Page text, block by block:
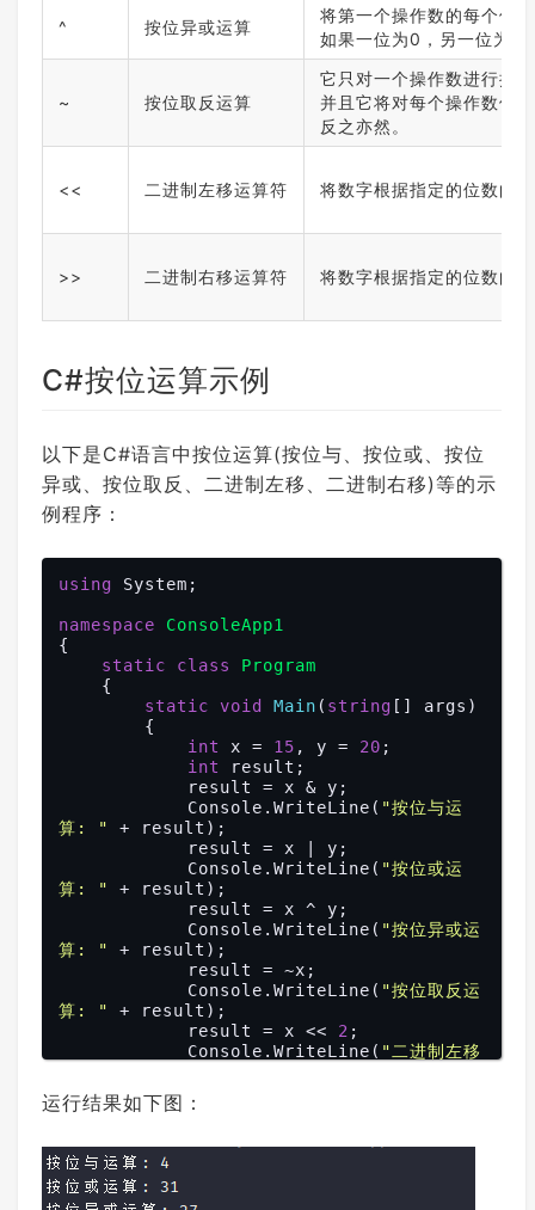
^ 按位异或运算
将第一个操作数的每个位
如果一位为0，另一位为1
~ 按位取反运算
它只对一个操作数进行操
并且它将对每个操作数位
反之亦然。
<< 二进制左移运算符 将数字根据指定的位数向
>> 二进制右移运算符 将数字根据指定的位数向
C#按位运算示例
以下是C#语言中按位运算(按位与、按位或、按位
异或、按位取反、二进制左移、二进制右移)等的示
例程序：
using System;
namespace
ConsoleApp1
{
static
class
Program
static
void Main ( string [] args )
{
int
x = 15 , y = 20 ;
int
result;
            Console.WriteLine(
"按位与运
算: "
+ result);
            Console.WriteLine(
"按位或运
算: "
+ result);
            Console.WriteLine(
"按位异或运
算: "
+ result);
            Console.WriteLine(
"按位取反运
算: "
+ result);
            result = x <<
2 ;
            Console.WriteLine(
"二进制左移
            Console.WriteLine(
            Console.ReadLine();
        }
    }
运行结果如下图：